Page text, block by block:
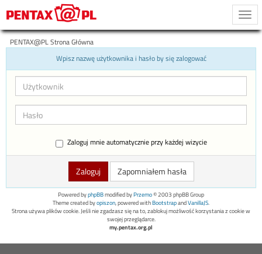
PENTAX@PL Strona Główna
Wpisz nazwę użytkownika i hasło by się zalogować
Zaloguj mnie automatycznie przy każdej wizycie
Zapomniałem hasła
Powered byphpBBmodified byPrzemo© 2003 phpBB Group
Theme created byopiszon, powered withBootstrapandVanillaJS.
Strona używa plików cookie. Jeśli nie zgadzasz się na to, zablokuj możliwość korzystania z cookie w
swojej przeglądarce.
my.pentax.org.pl